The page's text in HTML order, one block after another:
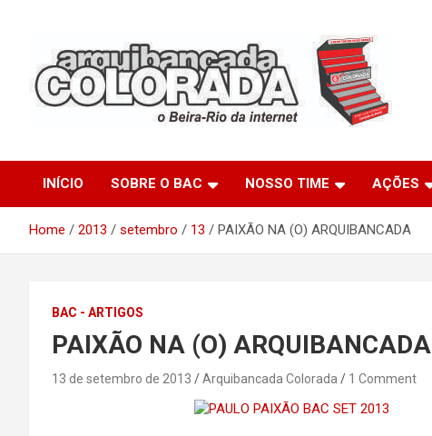
Arquibancada Colorada
INÍCIO SOBRE O BAC NOSSO TIME AÇÕES
Home 2013 setembro 13 PAIXÃO NA (O) ARQUIBANCADA
BAC - ARTIGOS
PAIXÃO NA (O) ARQUIBANCADA
13 de setembro de 2013 Arquibancada Colorada 1 Comment